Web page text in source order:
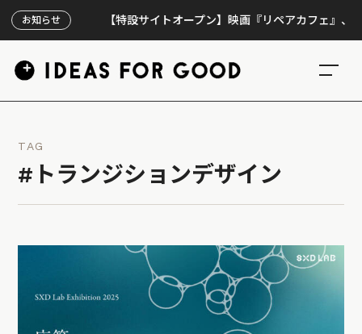
お知らせ【特設サイトオープン】映画『リペアカフェ』、上映300
TAG
#トランジションデザイン